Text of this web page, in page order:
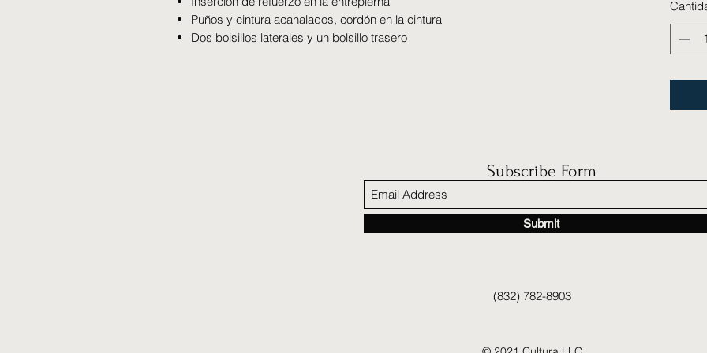
Puños y cintura acanalados, cordón en la cintura
Dos bolsillos laterales y un bolsillo trasero
Subscribe Form
Submit
(832) 782-8903